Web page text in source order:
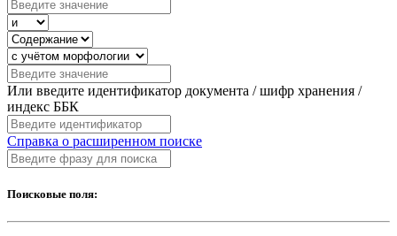
Или введите идентификатор документа / шифр хранения /
индекс ББК
Справка о расширенном поиске
Поисковые поля: